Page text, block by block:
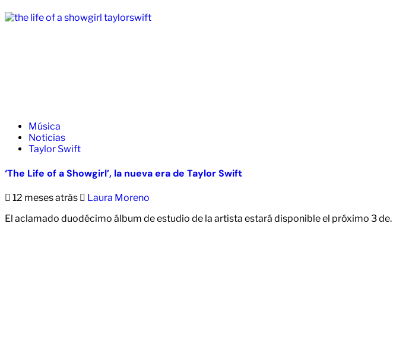
Música
Noticias
Taylor Swift
‘The Life of a Showgirl’, la nueva era de Taylor Swift
12 meses atrás
Laura Moreno
El aclamado duodécimo álbum de estudio de la artista estará disponible el próximo 3